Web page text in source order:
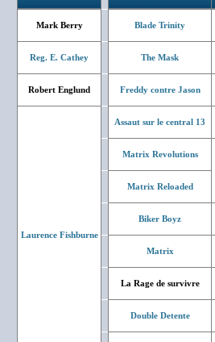
Mark Berry Blade Trinity
Reg. E. Cathey The Mask
Robert Englund Freddy contre Jason
Laurence Fishburne
Assaut sur le central 13
Matrix Revolutions
Matrix Reloaded
Biker Boyz
Matrix
La Rage de survivre
Double Detente